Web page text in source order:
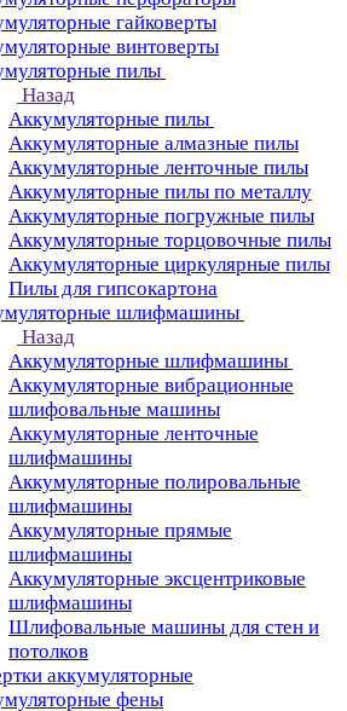
гайковерты
винтоверты
пилы
Назад
Аккумуляторные пилы
Аккумуляторные алмазные пилы
Аккумуляторные ленточные пилы
Аккумуляторные пилы по металлу
Аккумуляторные погружные пилы
Аккумуляторные торцовочные пилы
Аккумуляторные циркулярные пилы
Пилы для гипсокартона
шлифмашины
Назад
Аккумуляторные шлифмашины
Аккумуляторные вибрационные
шлифовальные машины
Аккумуляторные ленточные
шлифмашины
Аккумуляторные полировальные
шлифмашины
Аккумуляторные прямые
шлифмашины
Аккумуляторные эксцентриковые
шлифмашины
Шлифовальные машины для стен и
потолков
аккумуляторные
фены